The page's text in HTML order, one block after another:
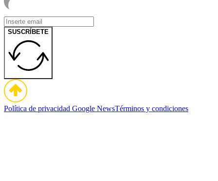
SUSCRÍBETE
Política de privacidad Google NewsTérminos y condiciones